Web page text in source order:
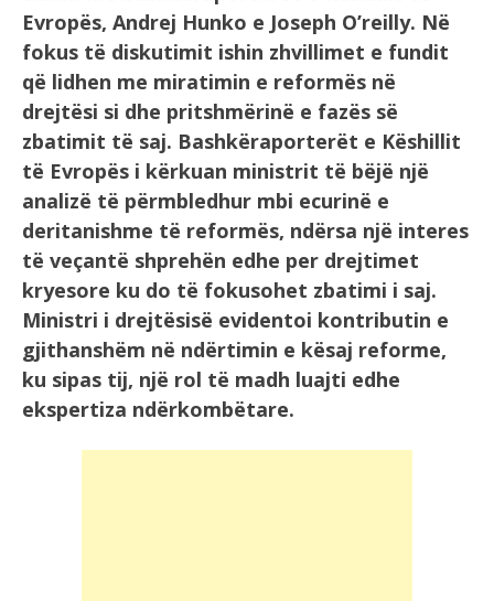
Evropës, Andrej Hunko e Joseph O’reilly. Në
fokus të diskutimit ishin zhvillimet e fundit
që lidhen me miratimin e reformës në
drejtësi si dhe pritshmërinë e fazës së
zbatimit të saj. Bashkëraporterët e Këshillit
të Evropës i kërkuan ministrit të bëjë një
analizë të përmbledhur mbi ecurinë e
deritanishme të reformës, ndërsa një interes
të veçantë shprehën edhe per drejtimet
kryesore ku do të fokusohet zbatimi i saj.
Ministri i drejtësisë evidentoi kontributin e
gjithanshëm në ndërtimin e kësaj reforme,
ku sipas tij, një rol të madh luajti edhe
ekspertiza ndërkombëtare.